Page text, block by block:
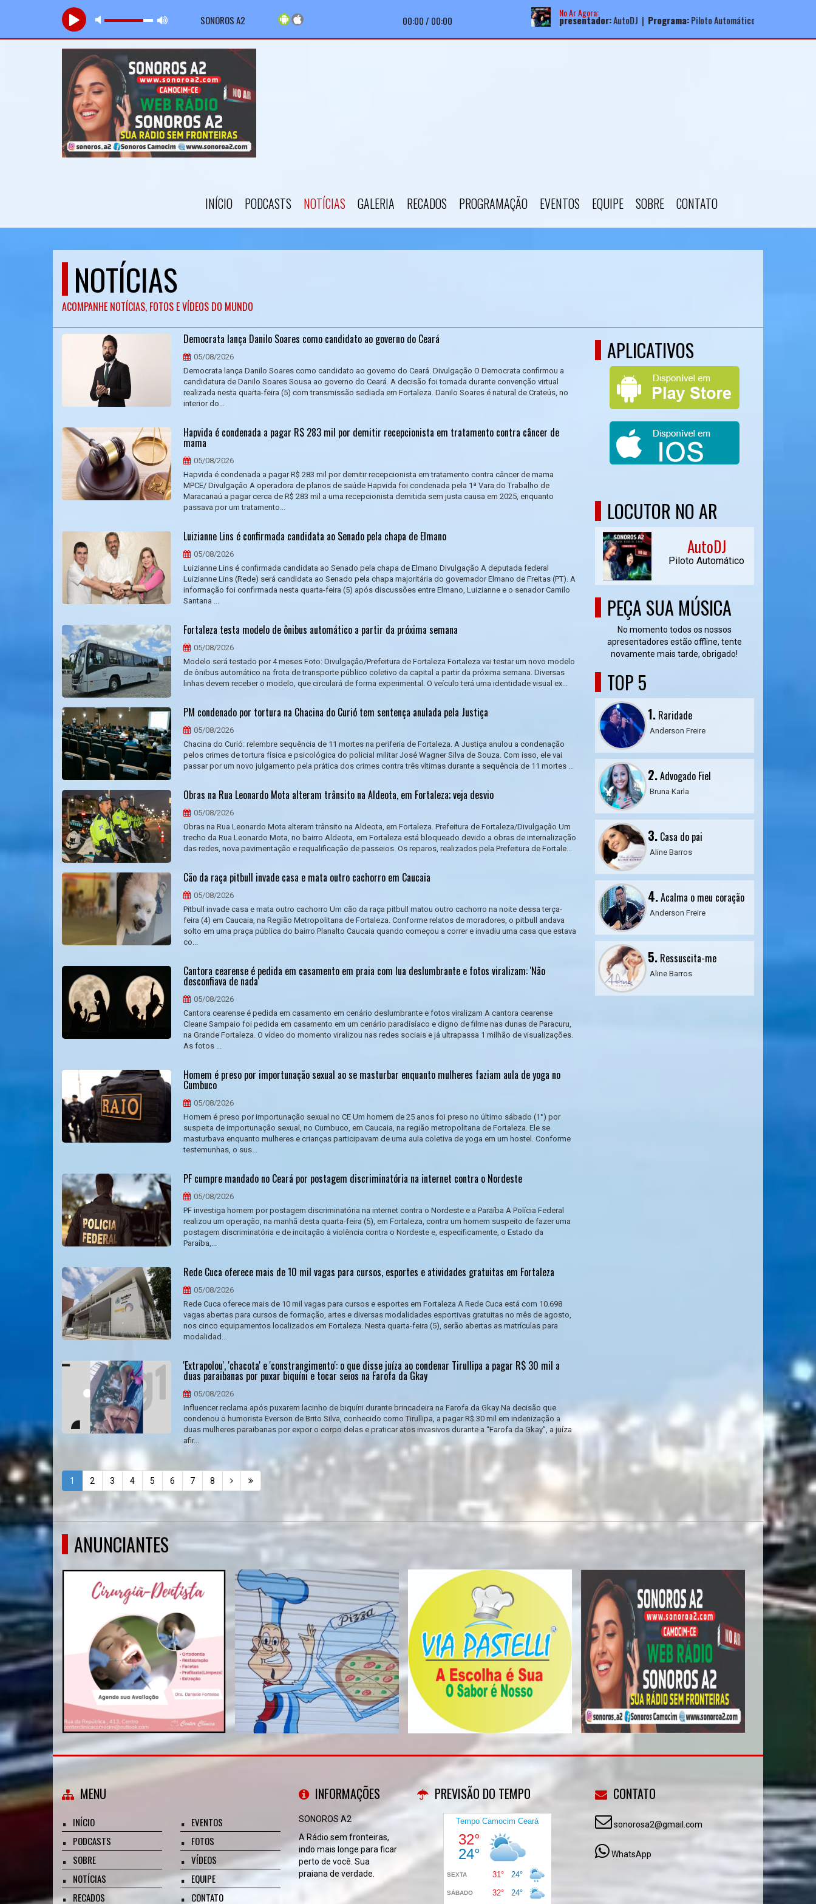
SONOROS A2 00:00/ 00:00
No Ar Agora:
Tocando agora:Retro Jungle - Stay With Me - Music Travel Love (Sam Smith Cover) | Apresentador:AutoDJ |Programa:Piloto Automático
INÍCIO PODCASTS NOTÍCIAS GALERIA RECADOS PROGRAMAÇÃO EVENTOS EQUIPE SOBRE CONTATO
NOTÍCIAS
ACOMPANHE NOTÍCIAS, FOTOS E VÍDEOS DO MUNDO
Democrata lança Danilo Soares como candidato ao governo do Ceará
05/08/2026
Democrata lança Danilo Soares como candidato ao governo do Ceará. Divulgação O Democrata confirmou a
candidatura de Danilo Soares Sousa ao governo do Ceará. A decisão foi tomada durante convenção virtual
realizada nesta quarta-feira (5) com transmissão sediada em Fortaleza. Danilo Soares é natural de Crateús, no
interior do...
Hapvida é condenada a pagar R$ 283 mil por demitir recepcionista em tratamento contra câncer de
mama
05/08/2026
Hapvida é condenada a pagar R$ 283 mil por demitir recepcionista em tratamento contra câncer de mama
MPCE/ Divulgação A operadora de planos de saúde Hapvida foi condenada pela 1ª Vara do Trabalho de
Maracanaú a pagar cerca de R$ 283 mil a uma recepcionista demitida sem justa causa em 2025, enquanto
passava por um tratamento...
Luizianne Lins é confirmada candidata ao Senado pela chapa de Elmano
05/08/2026
Luizianne Lins é confirmada candidata ao Senado pela chapa de Elmano Divulgação A deputada federal
Luizianne Lins (Rede) será candidata ao Senado pela chapa majoritária do governador Elmano de Freitas (PT). A
informação foi confirmada nesta quarta-feira (5) após discussões entre Elmano, Luizianne e o senador Camilo
Santana ...
Fortaleza testa modelo de ônibus automático a partir da próxima semana
05/08/2026
Modelo será testado por 4 meses Foto: Divulgação/Prefeitura de Fortaleza Fortaleza vai testar um novo modelo
de ônibus automático na frota de transporte público coletivo da capital a partir da próxima semana. Diversas
linhas devem receber o modelo, que circulará de forma experimental. O veículo terá uma identidade visual ex...
PM condenado por tortura na Chacina do Curió tem sentença anulada pela Justiça
05/08/2026
Chacina do Curió: relembre sequência de 11 mortes na periferia de Fortaleza. A Justiça anulou a condenação
pelos crimes de tortura física e psicológica do policial militar José Wagner Silva de Souza. Com isso, ele vai
passar por um novo julgamento pela prática dos crimes contra três vítimas durante a sequência de 11 mortes ...
Obras na Rua Leonardo Mota alteram trânsito na Aldeota, em Fortaleza; veja desvio
05/08/2026
Obras na Rua Leonardo Mota alteram trânsito na Aldeota, em Fortaleza. Prefeitura de Fortaleza/Divulgação Um
trecho da Rua Leonardo Mota, no bairro Aldeota, em Fortaleza está bloqueado devido a obras de internalização
das redes, nova pavimentação e requalificação de passeios. Os reparos, realizados pela Prefeitura de Fortale...
Cão da raça pitbull invade casa e mata outro cachorro em Caucaia
05/08/2026
Pitbull invade casa e mata outro cachorro Um cão da raça pitbull matou outro cachorro na noite dessa terça-
feira (4) em Caucaia, na Região Metropolitana de Fortaleza. Conforme relatos de moradores, o pitbull andava
solto em uma praça pública do bairro Planalto Caucaia quando começou a correr e invadiu uma casa que estava
co...
Cantora cearense é pedida em casamento em praia com lua deslumbrante e fotos viralizam: 'Não
desconfiava de nada'
05/08/2026
Cantora cearense é pedida em casamento em cenário deslumbrante e fotos viralizam A cantora cearense
Cleane Sampaio foi pedida em casamento em um cenário paradisíaco e digno de filme nas dunas de Paracuru,
na Grande Fortaleza. O vídeo do momento viralizou nas redes sociais e já ultrapassa 1 milhão de visualizações.
As fotos ...
Homem é preso por importunação sexual ao se masturbar enquanto mulheres faziam aula de yoga no
Cumbuco
05/08/2026
Homem é preso por importunação sexual no CE Um homem de 25 anos foi preso no último sábado (1°) por
suspeita de importunação sexual, no Cumbuco, em Caucaia, na região metropolitana de Fortaleza. Ele se
masturbava enquanto mulheres e crianças participavam de uma aula coletiva de yoga em um hostel. Conforme
testemunhas, o sus...
PF cumpre mandado no Ceará por postagem discriminatória na internet contra o Nordeste
05/08/2026
PF investiga homem por postagem discriminatória na internet contra o Nordeste e a Paraíba A Polícia Federal
realizou um operação, na manhã desta quarta-feira (5), em Fortaleza, contra um homem suspeito de fazer uma
postagem discriminatória e de incitação à violência contra o Nordeste e, especificamente, o Estado da
Paraíba,...
Rede Cuca oferece mais de 10 mil vagas para cursos, esportes e atividades gratuitas em Fortaleza
05/08/2026
Rede Cuca oferece mais de 10 mil vagas para cursos e esportes em Fortaleza A Rede Cuca está com 10.698
vagas abertas para cursos de formação, artes e diversas modalidades esportivas gratuitas no mês de agosto,
nos cinco equipamentos localizados em Fortaleza. Nesta quarta-feira (5), serão abertas as matrículas para
modalidad...
'Extrapolou', 'chacota' e 'constrangimento': o que disse juíza ao condenar Tirullipa a pagar R$ 30 mil a
duas paraibanas por puxar biquíni e tocar seios na Farofa da Gkay
05/08/2026
Influencer reclama após puxarem lacinho de biquíni durante brincadeira na Farofa da Gkay Na decisão que
condenou o humorista Everson de Brito Silva, conhecido como Tirullipa, a pagar R$ 30 mil em indenização a
duas mulheres paraibanas por expor o corpo delas e praticar atos invasivos durante a “Farofa da Gkay”, a juíza
afir...
1 2 3 4 5 6 7 8
APLICATIVOS
LOCUTOR NO AR
AutoDJ
Piloto Automático
PEÇA SUA MÚSICA
No momento todos os nossos
apresentadores estão offline, tente
novamente mais tarde, obrigado!
TOP 5
1.Raridade
Anderson Freire
2.Advogado Fiel
Bruna Karla
3.Casa do pai
Aline Barros
4.Acalma o meu coração
Anderson Freire
5.Ressuscita-me
Aline Barros
ANUNCIANTES
MENU
INÍCIO
PODCASTS
SOBRE
NOTÍCIAS
RECADOS
EVENTOS
FOTOS
VÍDEOS
EQUIPE
CONTATO
INFORMAÇÕES
SONOROS A2
A Rádio sem fronteiras,
indo mais longe para ficar
perto de você. Sua
praiana de verdade.
PREVISÃO DO TEMPO CONTATO
sonorosa2@gmail.com
WhatsApp